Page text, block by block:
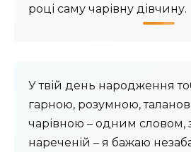
році саму чарівну дівчину.
У твій день народження
гарною, розумною,
чарівною – одним словом,
нареченій – я бажаю